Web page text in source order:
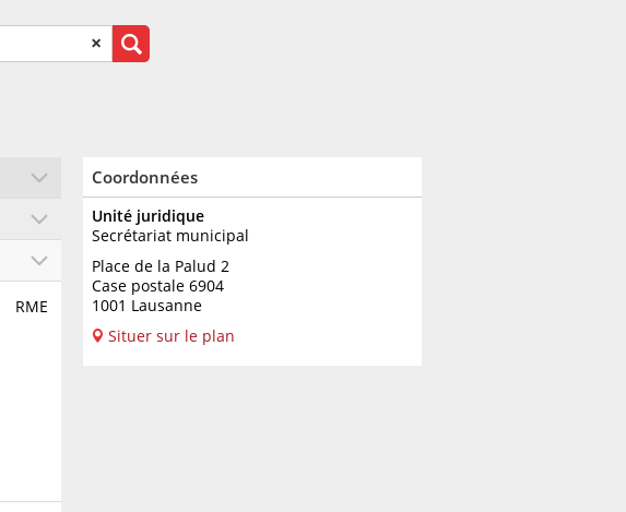
×
RME
Coordonnées
Unité juridique
Secrétariat municipal
Place de la Palud 2
Case postale 6904
1001 Lausanne
Situer sur le plan